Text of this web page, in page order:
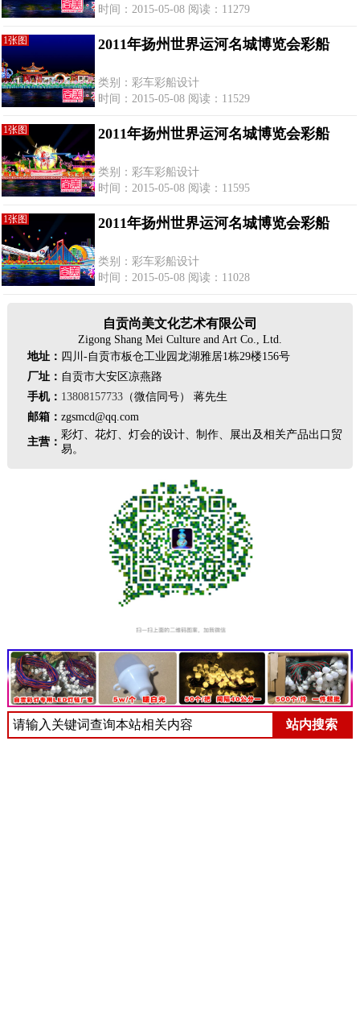
时间：2015-05-08 阅读：11279
1张图 2011年扬州世界运河名城博览会彩船
类别：彩车彩船设计
时间：2015-05-08 阅读：11529
1张图 2011年扬州世界运河名城博览会彩船
类别：彩车彩船设计
时间：2015-05-08 阅读：11595
1张图 2011年扬州世界运河名城博览会彩船
类别：彩车彩船设计
时间：2015-05-08 阅读：11028
自贡尚美文化艺术有限公司
Zigong Shang Mei Culture and Art Co., Ltd.
地址： 四川-自贡市板仓工业园龙湖雅居1栋29楼156号
厂址： 自贡市大安区凉燕路
手机： 13808157733（微信同号） 蒋先生
邮箱： zgsmcd@qq.com
主营：
彩灯、花灯、灯会的设计、制作、展出及相关产品出口贸
易。